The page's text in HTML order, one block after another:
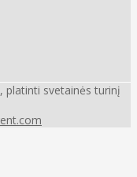
platinti svetainės turinį